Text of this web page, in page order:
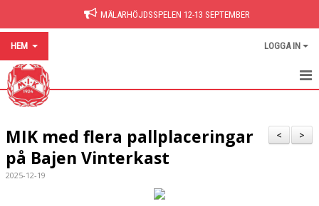
MÄLARHÖJDSSPELEN 12-13 SEPTEMBER
HEM LOGGA IN
HEM
NYHETER
BILDGALLERI
>
<
MIK med flera pallplaceringar
på Bajen Vinterkast
2025-12-19